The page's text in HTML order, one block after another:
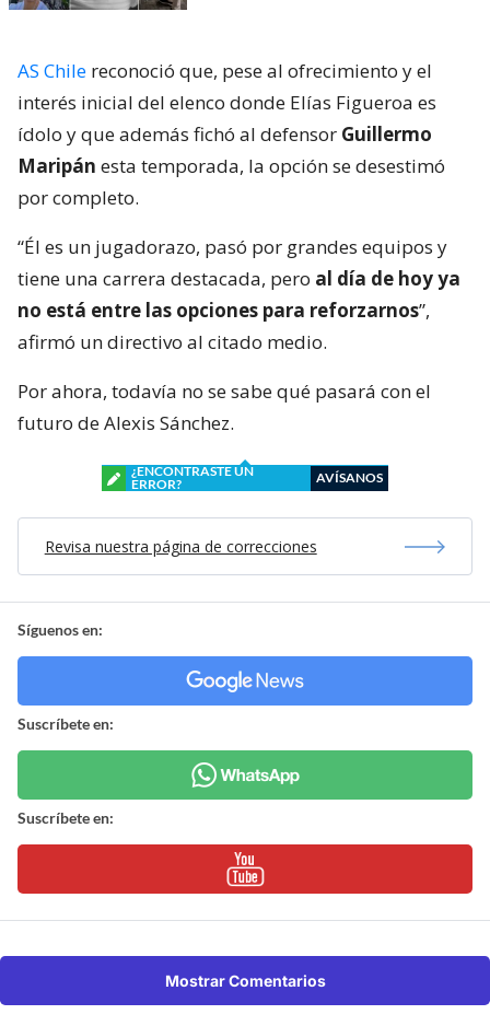
AS Chile reconoció que, pese al ofrecimiento y el
interés inicial del elenco donde Elías Figueroa es
ídolo y que además fichó al defensor Guillermo
Maripán esta temporada, la opción se desestimó
por completo.
“Él es un jugadorazo, pasó por grandes equipos y
tiene una carrera destacada, pero al día de hoy ya
no está entre las opciones para reforzarnos”,
afirmó un directivo al citado medio.
Por ahora, todavía no se sabe qué pasará con el
futuro de Alexis Sánchez.
¿ENCONTRASTE UN
ERROR?
AVÍSANOS
Revisa nuestra página de correcciones
Síguenos en:
Suscríbete en:
Suscríbete en:
Mostrar Comentarios